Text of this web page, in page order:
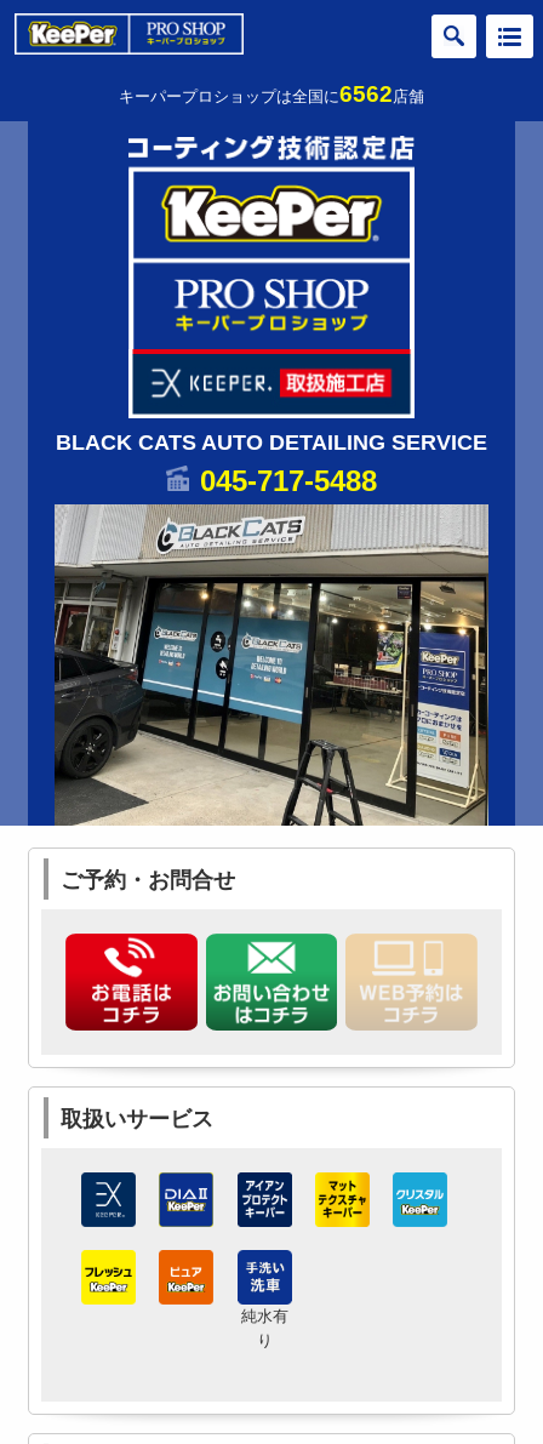
キーパープロショップは全国に6562店舗
BLACK CATS AUTO DETAILING SERVICE
045-717-5488
ご予約・お問合せ
取扱いサービス
純水有
り